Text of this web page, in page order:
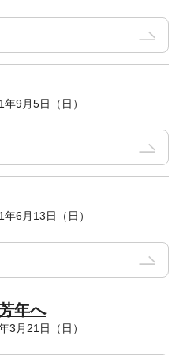
9月5日（日）
6月13日（日）
年へ
3月21日（日）